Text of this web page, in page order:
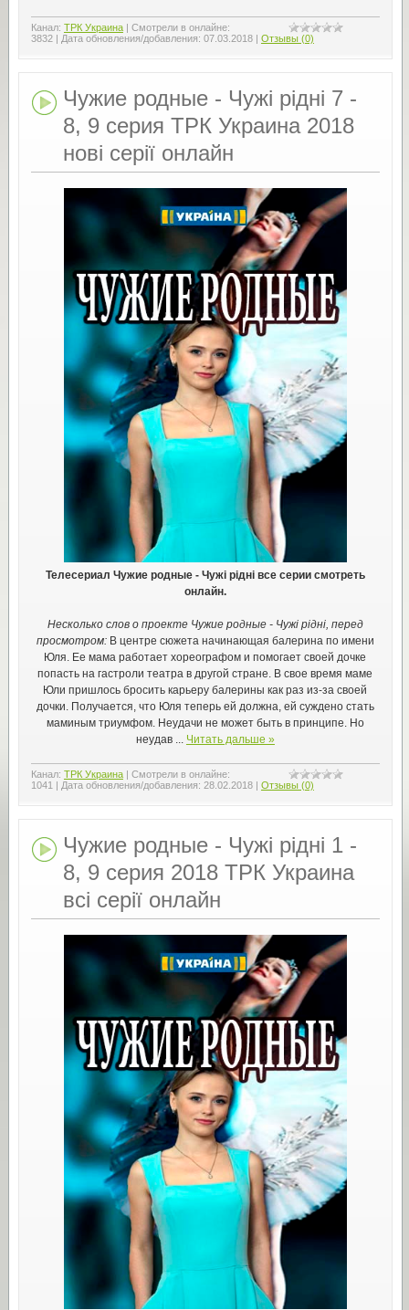
Канал: ТРК Украина| Смотрели в онлайне:
3832| Дата обновления/добавления: 07.03.2018 | Отзывы (0)
Чужие родные - Чужі рідні 7 -
8, 9 серия ТРК Украина 2018
нові серії онлайн
Телесериал Чужие родные - Чужі рідні все серии смотреть
онлайн.
Несколько слов о проекте Чужие родные - Чужі рідні, перед
просмотром:В центре сюжета начинающая балерина по имени
Юля. Ее мама работает хореографом и помогает своей дочке
попасть на гастроли театра в другой стране. В свое время маме
Юли пришлось бросить карьеру балерины как раз из-за своей
дочки. Получается, что Юля теперь ей должна, ей суждено стать
маминым триумфом. Неудачи не может быть в принципе. Но
неудав
Читать дальше »
Канал: ТРК Украина| Смотрели в онлайне:
1041 | Дата обновления/добавления: 28.02.2018 | Отзывы (0)
Чужие родные - Чужі рідні 1 -
8, 9 серия 2018 ТРК Украина
всі серії онлайн